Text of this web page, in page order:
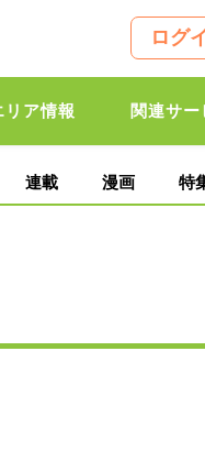
ログ
リア情報 関連サー
連載 漫画 特